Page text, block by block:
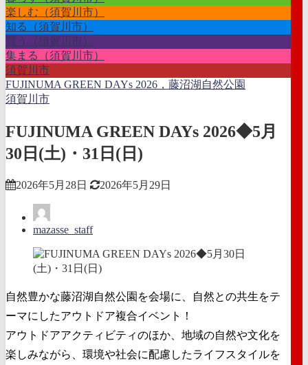
楽しむ（須賀川市）
知る（須賀川市）
買う（須賀川市）
集まる（須賀川市）
須賀川市
FUJINUMA GREEN DAYs 2026，藤沼湖自然公園
須賀川市
FUJINUMA GREEN DAYs 2026◆5月
30日(土)・31日(日)
2026年5月28日 2026年5月29日
mazasse_staff
自然豊かな藤沼湖自然公園を会場に、自然との共生をテ
ーマにしたアウトドア複合イベント！
アウトドアアクティビティのほか、地域の自然や文化を
楽しみながら、環境や社会に配慮したライフスタイルを